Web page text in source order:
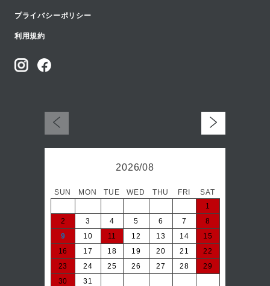
プライバシーポリシー
利用規約
2026/08
SUN MON TUE WED THU FRI
SAT
1
2
3 4 5 6 7
8
9
10 11 12 13 14
15
16
17 18 19 20 21
22
23
24 25 26 27 28
29
30
31